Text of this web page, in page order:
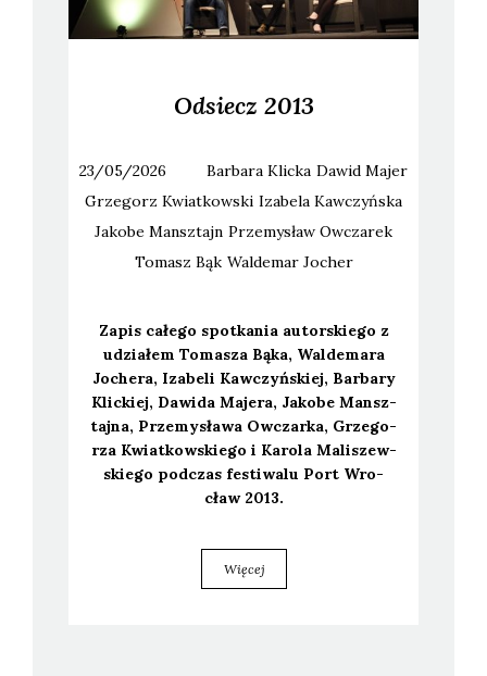
Odsiecz 2013
23/05/2026 Barbara Klicka Dawid Majer
Grzegorz Kwiatkowski Izabela Kawczyńska
Jakobe Mansztajn Przemysław Owczarek
Tomasz Bąk Waldemar Jocher
Zapis całe­go spo­tka­nia autor­skie­go z
udzia­łem Toma­sza Bąka, Wal­de­ma­ra
Joche­ra, Iza­be­li Kaw­czyń­skiej, Bar­ba­ry
Klic­kiej, Dawi­da Maje­ra, Jako­be Mansz­
taj­na, Prze­my­sła­wa Owczar­ka, Grze­go­
rza Kwiat­kow­skie­go i Karo­la Mali­szew­
skie­go pod­czas festi­wa­lu Port Wro­
cław 2013.
Więcej